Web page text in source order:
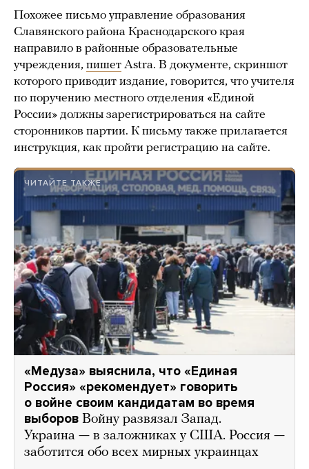
Похожее письмо управление образования
Славянского района Краснодарского края
направило в районные образовательные
учреждения, пишет Astra. В документе, скриншот
которого приводит издание, говорится, что учителя
по поручению местного отделения «Единой
России» должны зарегистрироваться на сайте
сторонников партии. К письму также прилагается
инструкция, как пройти регистрацию на сайте.
ЧИТАЙТЕ ТАКЖЕ
«Медуза» выяснила, что «Единая
Россия» «рекомендует» говорить
о войне своим кандидатам во время
выборов Войну развязал Запад.
Украина — в заложниках у США. Россия —
заботится обо всех мирных украинцах